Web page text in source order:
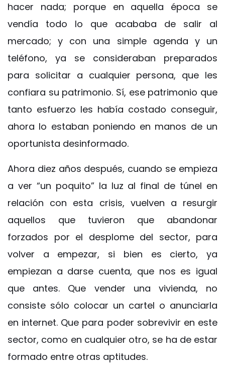
hacer nada; porque en aquella época se
vendía todo lo que acababa de salir al
mercado; y con una simple agenda y un
teléfono, ya se consideraban preparados
para solicitar a cualquier persona, que les
confiara su patrimonio. Sí, ese patrimonio que
tanto esfuerzo les había costado conseguir,
ahora lo estaban poniendo en manos de un
oportunista desinformado.
Ahora diez años después, cuando se empieza
a ver “un poquito” la luz al final de túnel en
relación con esta crisis, vuelven a resurgir
aquellos que tuvieron que abandonar
forzados por el desplome del sector, para
volver a empezar, si bien es cierto, ya
empiezan a darse cuenta, que nos es igual
que antes. Que vender una vivienda, no
consiste sólo colocar un cartel o anunciarla
en internet. Que para poder sobrevivir en este
sector, como en cualquier otro, se ha de estar
formado entre otras aptitudes.